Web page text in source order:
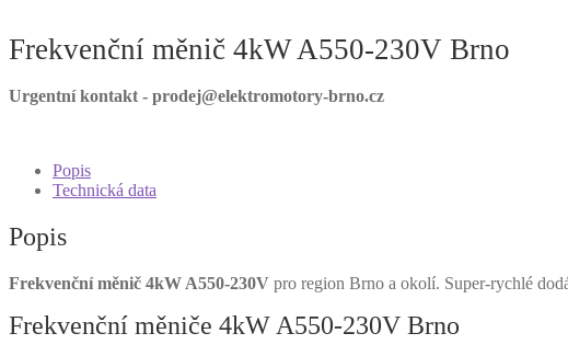
Frekvenční měnič 4kW A550-230V Brno
Urgentní kontakt - prodej@elektromotory-brno.cz
Popis
Technická data
Popis
Frekvenční měnič 4kW A550-230V pro region Brno a okolí. Super-rychlé
Frekvenční měniče 4kW A550-230V Brno